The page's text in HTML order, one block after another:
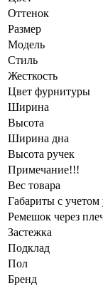
Оттенок
Размер
Модель
Стиль
Жесткость
Цвет фурнитуры
Ширина
Высота
Ширина дна
Высота ручек
Примечание!!!
Вес товара
Габариты с учетом
Ремешок через
Застежка
Подклад
Пол
Бренд